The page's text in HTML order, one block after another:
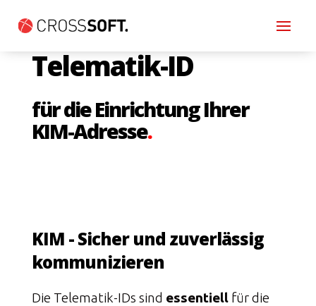
Telematik-ID
für die Einrichtung Ihrer
KIM-Adresse.
KIM - Sicher und zuverlässig
kommunizieren
Die Telematik-IDs sind essentiellfür die